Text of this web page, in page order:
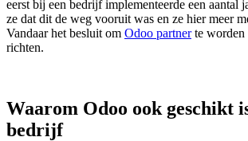
eerst bij een bedrijf implementeerde een aantal
ze dat dit de weg vooruit was en ze hier meer
Vandaar het besluit om Odoo partnerte worden
richten.
Waarom Odoo ook geschikt
bedrijf